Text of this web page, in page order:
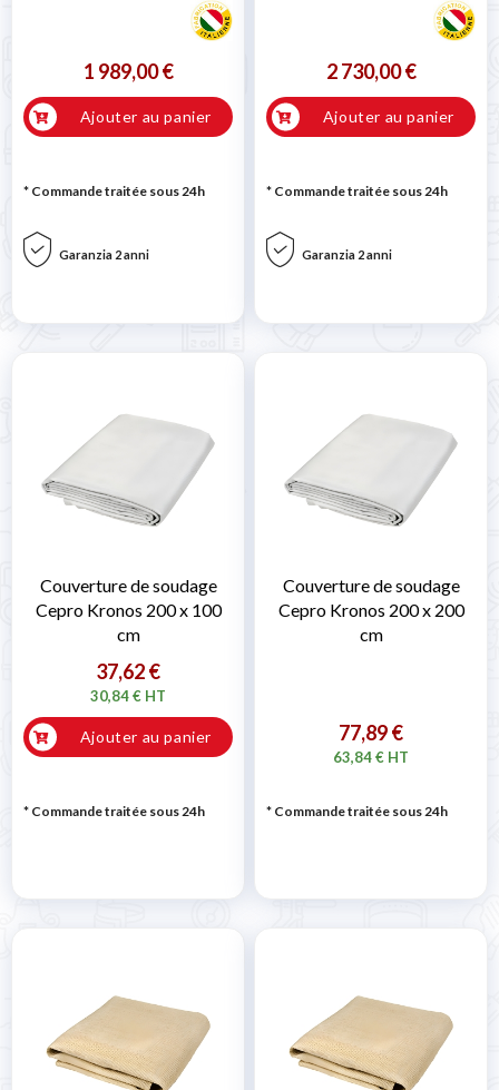
1 989,00 €
Ajouter au panier
* Commande traitée sous 24h
Garanzia 2 anni
2 730,00 €
Ajouter au panier
* Commande traitée sous 24h
Garanzia 2 anni
Couverture de soudage
Cepro Kronos 200 x 100
cm
37,62 €
30,84 € HT
Ajouter au panier
* Commande traitée sous 24h
Couverture de soudage
Cepro Kronos 200 x 200
cm
77,89 €
63,84 € HT
* Commande traitée sous 24h